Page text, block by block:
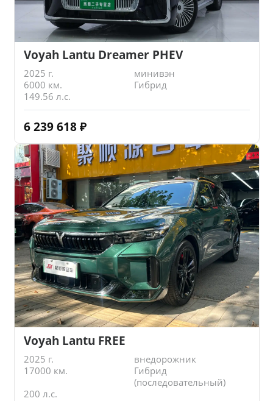
Voyah Lantu Dreamer PHEV
2025 г.
минивэн
6000 км.
Гибрид
149.56 л.с.
6 239 618 ₽
Voyah Lantu FREE
2025 г.
внедорожник
17000 км.
Гибрид
(последовательный)
200 л.с.